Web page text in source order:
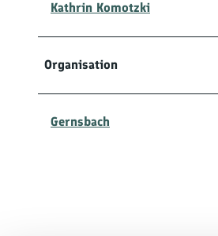
Kathrin Komotzki
Organisation
Gernsbach